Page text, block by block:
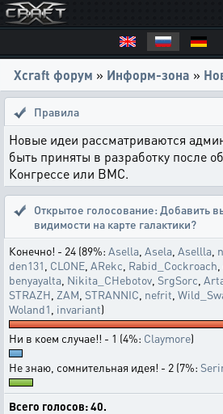
Xcraft форум » Информ-зона »
Правила
Новые идеи рассматриваются
быть приняты в разработку после
Конгрессе или ВМС.
Открытое голосование: Добавить
видимости на карте галактики?
Конечно! - 24 (89%: Asella Asela Asellla
den131 CLONE ARekc Rabid_Cockroach
benyayalta Nikita_CHebotov SrgSorc
STRAZH ZAM STRANNIC nefrit
Woland1 invariant)
Ни в коем случае!! - 1 (4%: Claymore)
Не знаю, сомнительная идея! - 2 (7%:
Всего голосов: 40.